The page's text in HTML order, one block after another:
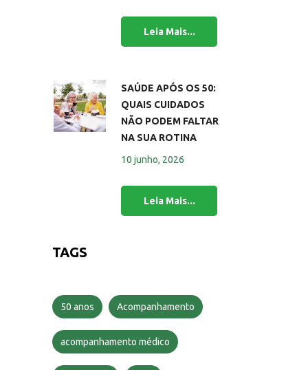
SAÚDE APÓS OS 50:
QUAIS CUIDADOS
NÃO PODEM FALTAR
NA SUA ROTINA
10 junho, 2026
TAGS
50 anos Acompanhamento
acompanhamento médico